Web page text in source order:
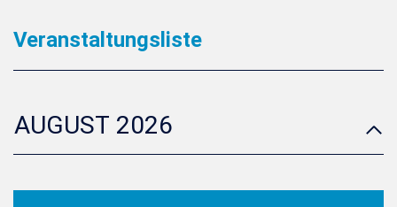
Veranstaltungsliste
AUGUST 2026